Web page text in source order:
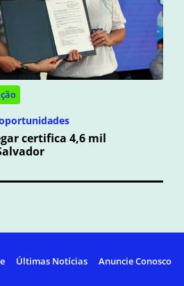
certifica 4,6 mil
Últimas Notícias Anuncie Conosco